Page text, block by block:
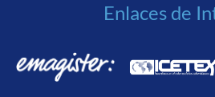
Enlaces de